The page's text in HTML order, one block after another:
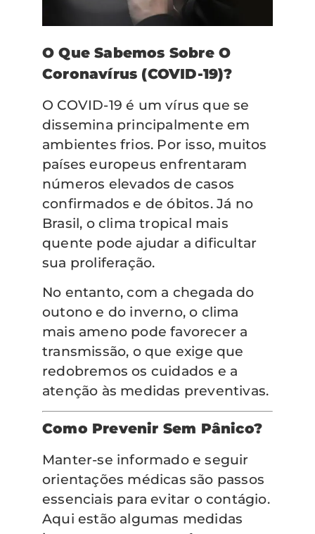
O Que Sabemos Sobre O
Coronavírus (COVID-19)?
O COVID-19 é um vírus que se
dissemina principalmente em
ambientes frios. Por isso, muitos
países europeus enfrentaram
números elevados de casos
confirmados e de óbitos. Já no
Brasil, o clima tropical mais
quente pode ajudar a dificultar
sua proliferação.
No entanto, com a chegada do
outono e do inverno, o clima
mais ameno pode favorecer a
transmissão, o que exige que
redobremos os cuidados e a
atenção às medidas preventivas.
Como Prevenir Sem Pânico?
Manter-se informado e seguir
orientações médicas são passos
essenciais para evitar o contágio.
Aqui estão algumas medidas